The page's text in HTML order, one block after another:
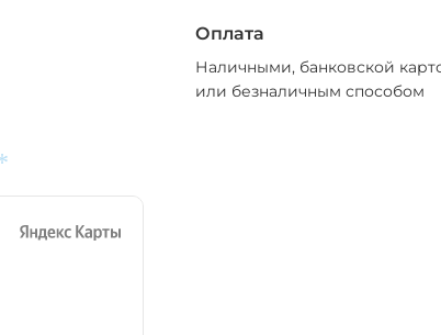
Оплата
Наличными, банковской
или безналичным способом